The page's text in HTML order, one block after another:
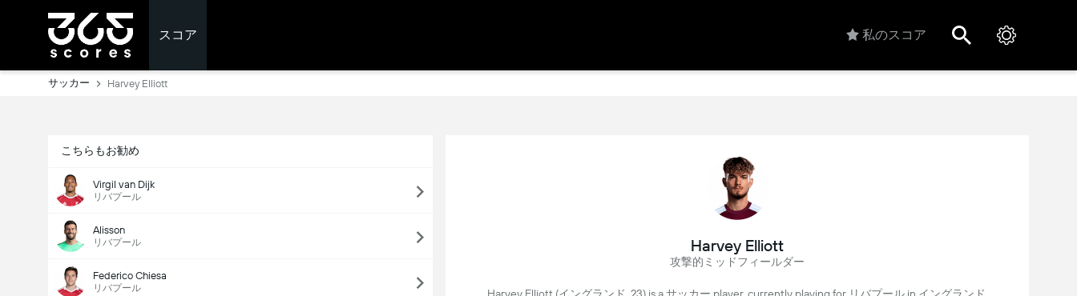
スコア 私のスコア
サッカー Harvey Elliott
こちらもお勧め
Virgil van Dijk
リバプール
Alisson
リバプール
Federico Chiesa
リバプール
Harvey Elliott
攻撃的ミッドフィールダー